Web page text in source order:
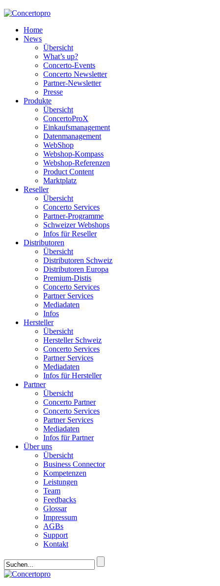
Home
News
Übersicht
What’s up?
Concerto-Events
Concerto Newsletter
Partner-Newsletter
Presse
Produkte
Übersicht
ConcertoProX
Einkaufsmanagement
Datenmanagement
WebShop
Webshop-Kompass
Webshop-Referenzen
Product Content
Marktplatz
Reseller
Übersicht
Concerto Services
Partner-Programme
Schweizer Webshops
Infos für Reseller
Distributoren
Übersicht
Distributoren Schweiz
Distributoren Europa
Premium-Distis
Concerto Services
Partner Services
Mediadaten
Infos
Hersteller
Übersicht
Hersteller Schweiz
Concerto Services
Partner Services
Mediadaten
Infos für Hersteller
Partner
Übersicht
Concerto Partner
Concerto Services
Partner Services
Mediadaten
Infos für Partner
Über uns
Übersicht
Business Connector
Kompetenzen
Leistungen
Team
Feedbacks
Glossar
Impressum
AGBs
Support
Kontakt